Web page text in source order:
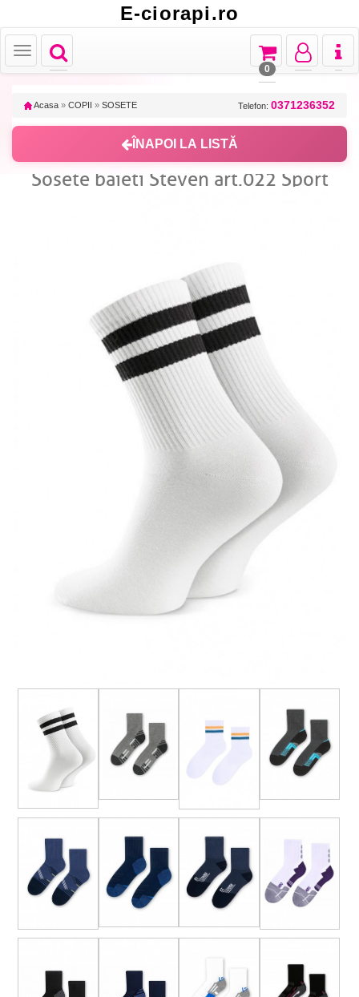
E-ciorapi.ro
Toggle
navigation
Toggle
Toggle
navigation
Toggle
navigation
Toggle
navigation
0
Acasa » COPII » SOSETE Telefon: 0371236352
ÎNAPOI LA LISTĂ
Sosete baieti Steven art.022 Sport